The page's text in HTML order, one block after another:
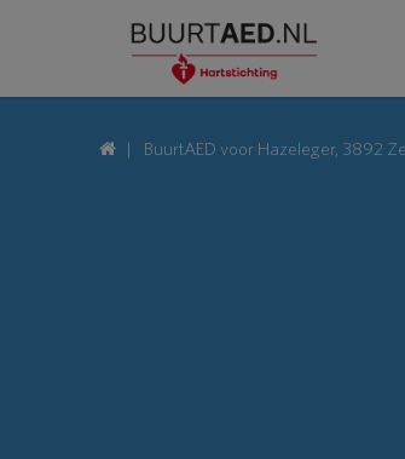
BuurtAED voor Hazeleger, 3892